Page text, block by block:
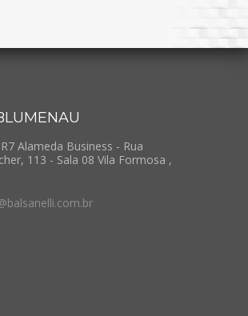
Alameda Business - Rua
113 - Sala 08 Vila Formosa ,